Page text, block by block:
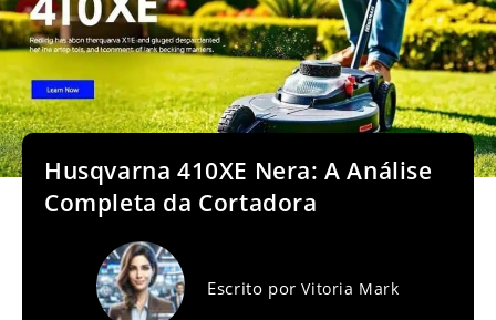
Husqvarna 410XE Nera: A Análise
Completa da Cortadora
Escrito porVitoria Mark